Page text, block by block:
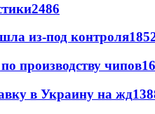
2486
из-под контроля
производству чипов
в Украину на жд